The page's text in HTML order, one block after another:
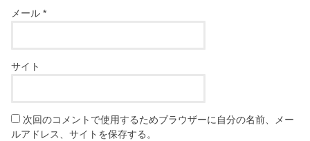
メール*
サイト
次回のコメントで使用するためブラウザーに自分の名前、メー
ルアドレス、サイトを保存する。